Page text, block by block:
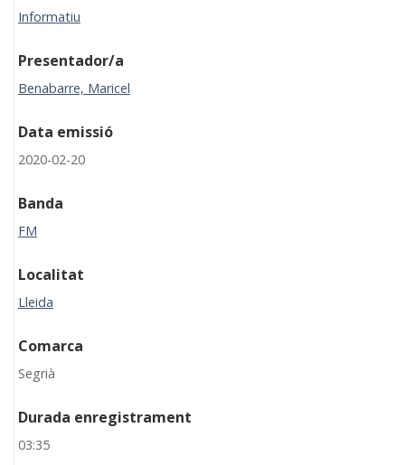
Informatiu
Presentador/a
Benabarre, Maricel
Data emissió
2020-02-20
Banda
FM
Localitat
Lleida
Comarca
Segrià
Durada enregistrament
03:35